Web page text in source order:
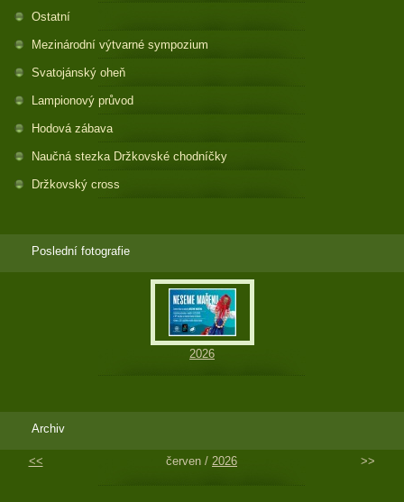
Ostatní
Mezinárodní výtvarné sympozium
Svatojánský oheň
Lampionový průvod
Hodová zábava
Naučná stezka Držkovské chodníčky
Držkovský cross
Poslední fotografie
2026
Archiv
<< červen / 2026 >>